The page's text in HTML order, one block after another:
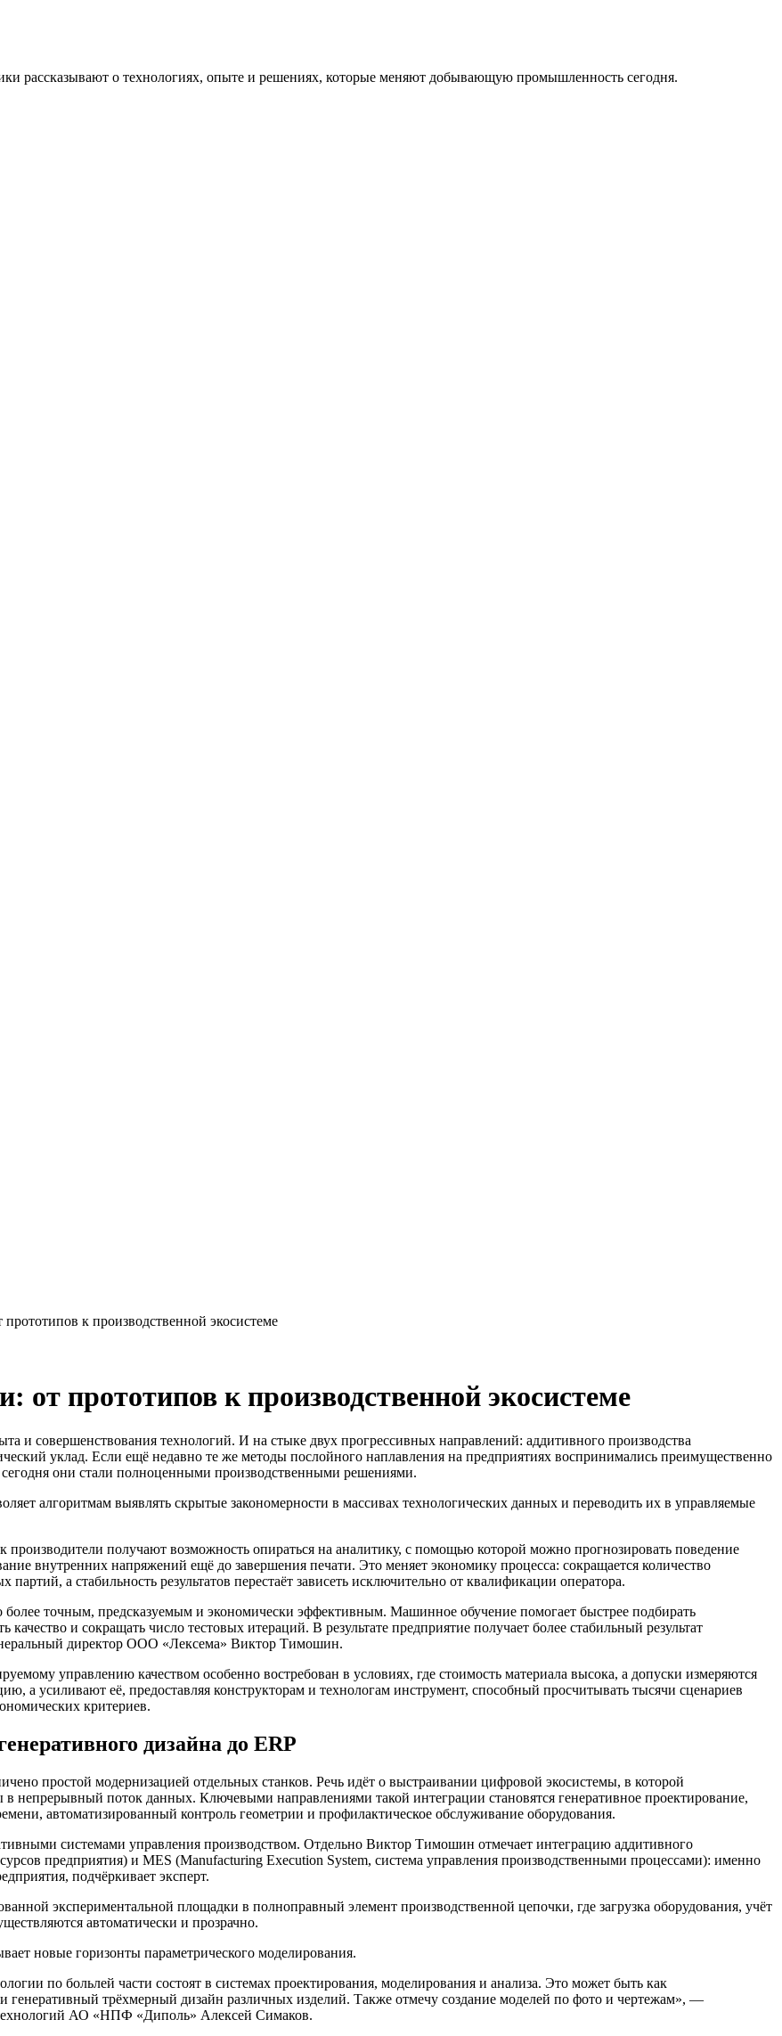
рассказывают о технологиях, опыте и решениях, которые меняют добывающую промышленность сегодня.
к производственной экосистеме
от прототипов к производственной экосистеме
и совершенствования технологий. И на стыке двух прогрессивных направлений: аддитивного производства
уклад. Если ещё недавно те же методы послойного наплавления на предприятиях воспринимались преимущественно
они стали полноценными производственными решениями.
алгоритмам выявлять скрытые закономерности в массивах технологических данных и переводить их в управляемые
получают возможность опираться на аналитику, с помощью которой можно прогнозировать поведение
внутренних напряжений ещё до завершения печати. Это меняет экономику процесса: сокращается количество
а стабильность результатов перестаёт зависеть исключительно от квалификации оператора.
более точным, предсказуемым и экономически эффективным. Машинное обучение помогает быстрее подбирать
и сокращать число тестовых итераций. В результате предприятие получает более стабильный результат
директор ООО «Лексема» Виктор Тимошин.
управлению качеством особенно востребован в условиях, где стоимость материала высока, а допуски измеряются
усиливают её, предоставляя конструкторам и технологам инструмент, способный просчитывать тысячи сценариев
критериев.
дизайна до ERP
простой модернизацией отдельных станков. Речь идёт о выстраивании цифровой экосистемы, в которой
непрерывный поток данных. Ключевыми направлениями такой интеграции становятся генеративное проектирование,
автоматизированный контроль геометрии и профилактическое обслуживание оборудования.
системами управления производством. Отдельно Виктор Тимошин отмечает интеграцию аддитивного
предприятия) и MES (Manufacturing Execution System, система управления производственными процессами): именно
подчёркивает эксперт.
экспериментальной площадки в полноправный элемент производственной цепочки, где загрузка оборудования, учёт
автоматически и прозрачно.
новые горизонты параметрического моделирования.
по больлей части состоят в системах проектирования, моделирования и анализа. Это может быть как
и генеративный трёхмерный дизайн различных изделий. Также отмечу создание моделей по фото и чертежам», —
АО «НПФ «Диполь» Алексей Симаков.